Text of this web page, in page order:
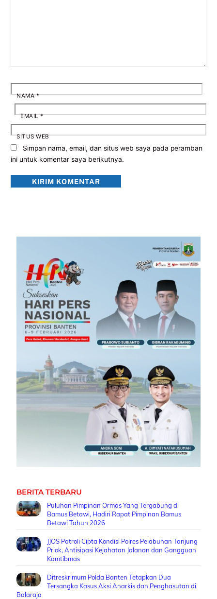
NAMA*
EMAIL*
SITUS WEB
Simpan nama, email, dan situs web saya pada peramban
ini untuk komentar saya berikutnya.
BERITA TERBARU
Puluhan Pimpinan Ormas Yang Tergabung di
Bamus Betawi, Hadiri Rapat Pimpinan Bamus
Betawi Tahun 2026
JJOS Patroli Cipta Kondisi Polres Pelabuhan Tanjung
Priok, Antisipasi Kejahatan Jalanan dan Gangguan
Kamtibmas
Ditreskrimum Polda Banten Tetapkan Dua
Tersangka Kasus Aksi Anarkis dan Penghasutan di
Balaraja